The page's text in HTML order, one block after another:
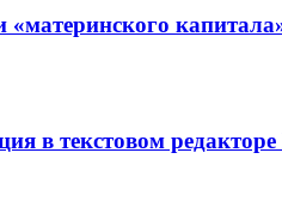
в текстовом